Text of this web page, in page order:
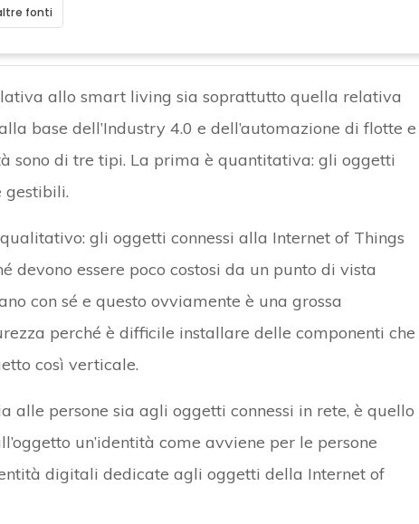
fonti
allo smart living sia soprattutto quella relativa
base dell’Industry 4.0 e dell’automazione di flotte e
sono di tre tipi. La prima è quantitativa: gli oggetti
gestibili.
gli oggetti connessi alla Internet of Things
devono essere poco costosi da un punto di vista
con sé e questo ovviamente è una grossa
perché è difficile installare delle componenti che
così verticale.
alle persone sia agli oggetti connessi in rete, è quello
un’identità come avviene per le persone
digitali dedicate agli oggetti della Internet of
D
direttiva NIS